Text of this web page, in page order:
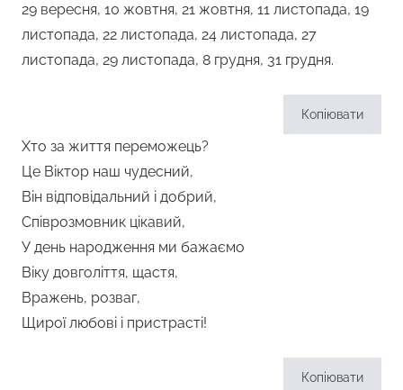
29 вересня, 10 жовтня, 21 жовтня, 11 листопада, 19
листопада, 22 листопада, 24 листопада, 27
листопада, 29 листопада, 8 грудня, 31 грудня.
Копіювати
Хто за життя переможець?
Це Віктор наш чудесний,
Він відповідальний і добрий,
Співрозмовник цікавий,
У день народження ми бажаємо
Віку довголіття, щастя,
Вражень, розваг,
Щирої любові і пристрасті!
Копіювати